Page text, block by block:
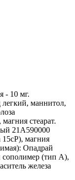
- 10 мг.
маннитол,
стеарат.
21А590000
15cP), магния
Опадрай
сополимер (тип А),
железа